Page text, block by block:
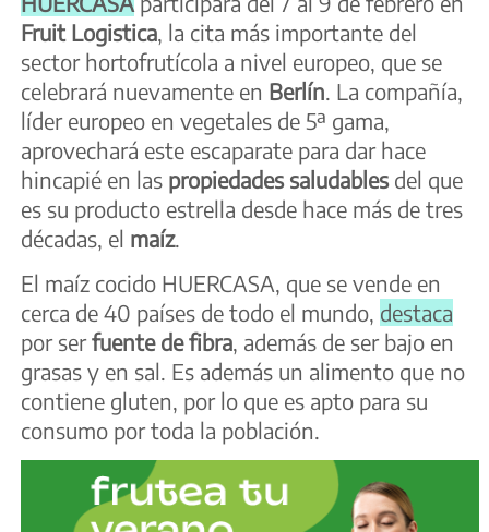
Fruit Logistica , la cita más importante del
sector hortofrutícola a nivel europeo, que se
celebrará nuevamente en Berlín . La compañía,
líder europeo en vegetales de 5ª gama,
aprovechará este escaparate para dar hace
hincapié en las propiedades saludablesdel que
es su producto estrella desde hace más de tres
décadas, el maíz.
El maíz cocido HUERCASA, que se vende en
cerca de 40 países de todo el mundo, destaca
por serfuente de fibra, además de ser bajo en
grasas y en sal. Es además un alimento que no
contiene gluten, por lo que es apto para su
consumo por toda la población.